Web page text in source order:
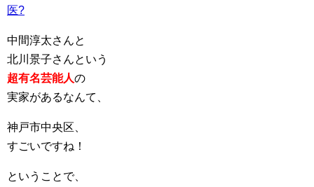
医?
中間淳太さんと
北川景子さんという
超有名芸能人の
実家があるなんて、
神戸市中央区、
すごいですね！
ということで、